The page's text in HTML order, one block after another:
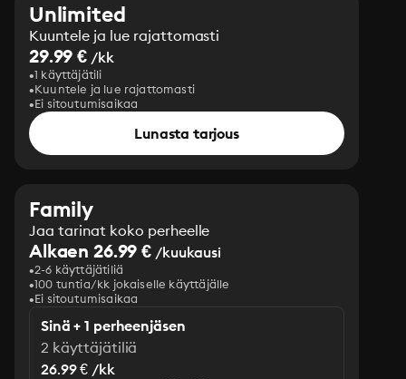
Unlimited
Kuuntele ja lue rajattomasti
29.99 € /kk
1 käyttäjätili
Kuuntele ja lue rajattomasti
Ei sitoutumisaikaa
Lunasta tarjous
Family
Jaa tarinat koko perheelle
Alkaen 26.99 € /kuukausi
2-6 käyttäjätiliä
100 tuntia/kk jokaiselle käyttäjälle
Ei sitoutumisaikaa
Sinä + 1 perheenjäsen
2 käyttäjätiliä
26.99 € /kk